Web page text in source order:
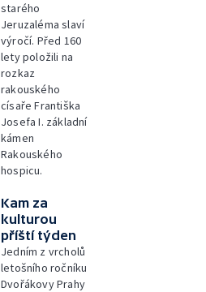
starého
Jeruzaléma slaví
výročí. Před 160
lety položili na
rozkaz
rakouského
císaře Františka
Josefa I. základní
kámen
Rakouského
hospicu.
Kam za
kulturou
příští týden
Jedním z vrcholů
letošního ročníku
Dvořákovy Prahy